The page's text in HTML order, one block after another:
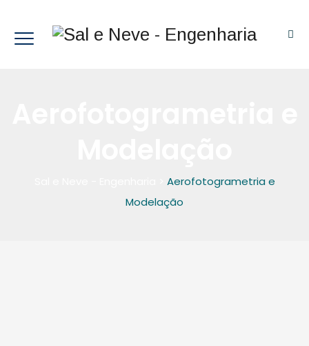
Aerofotogrametria e
Modelação